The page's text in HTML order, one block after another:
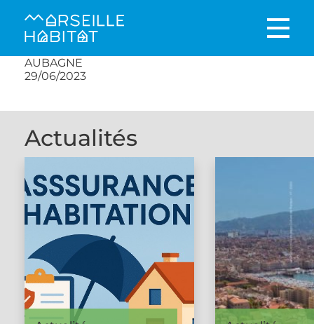
AUBAGNE
29/06/2023
Actualités